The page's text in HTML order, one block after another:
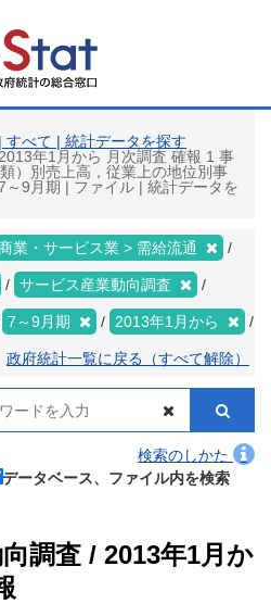
べて | 統計データを探す
年1月から 月次調査 確報 1 事
）別売上高，従業上の地位別事
9月期 | ファイル | 統計データを
業・サービス業 > 需給流通
サービス産業動向調査
7～9月期 2013年1月から
政府統計一覧に戻る（すべて解除）
検索のしかた
データベース、ファイル内を検索
調査 / 2013年1月か